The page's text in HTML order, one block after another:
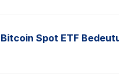
Bitcoin Spot ETF